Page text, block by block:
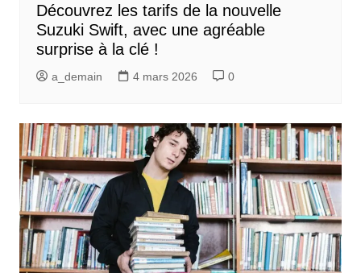
Découvrez les tarifs de la nouvelle
Suzuki Swift, avec une agréable
surprise à la clé !
a_demain 4 mars 2026 0